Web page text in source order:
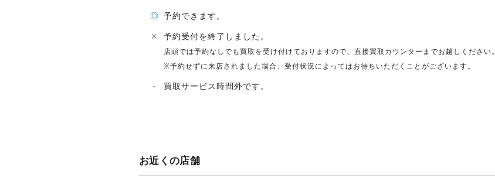
◎ 予約できます。
✕
予約受付を終了しました。
店頭では予約なしでも買取を受け付けておりますので、直接買取カウンターまでお越しください。
※予約せずに来店されました場合、受付状況によってはお待ちいただくことがございます。
- 買取サービス時間外です。
お近くの店舗